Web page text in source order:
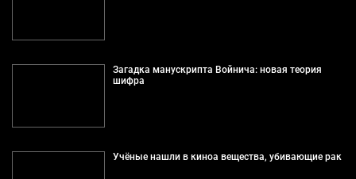
Загадка манускрипта Войнича: новая теория
шифра
Учёные нашли в киноа вещества, убивающие рак